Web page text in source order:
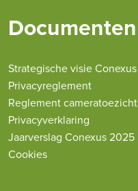
Documenten
Strategische visie Conexus
Privacyreglement
Reglement cameratoezicht
Privacyverklaring
Jaarverslag Conexus 2025
Cookies